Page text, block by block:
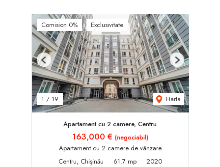
Comision 0% Exclusivitate
1 / 19 Harta
Previous Next
Apartament cu 2 camere, Centru
163,000 € (negociabil)
Apartament cu 2 camere de vânzare
Centru, Chișinău
61.7 mp
2020